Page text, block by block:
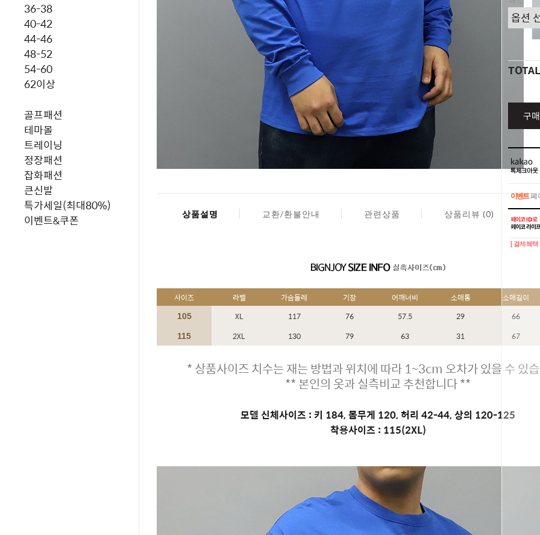
36-38
40-42
44-46
48-52
54-60
62이상
골프패션
테마몰
트레이닝
정장패션
잡화패션
큰신발
특가세일(최대80%)
이벤트&쿠폰
TOTAL
구
이벤트페
이벤트페
[ 결제혜
상품설명 교환/환불안내 관련상품 상품리뷰 (0)
사이즈 라벨 가슴둘레 기장 어깨너비 소매통 소매길이
105 XL 117 76 57.5 29 66
115 2XL 130 79 63 31 67
* 상품사이즈 치수는 재는 방법과 위치에 따라 1~3cm 오차가 있을 수 있
** 본인의 옷과 실측비교 추천합니다 **
모델 신체사이즈 : 키 184, 몸무게 120, 허리 42-44, 상의 120-125
착용사이즈 : 115(2XL)